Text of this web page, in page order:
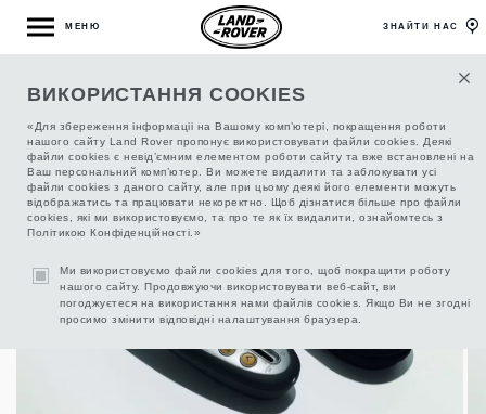
ВИКОРИСТАННЯ COOKIES
«Для збереження інформаціі на Вашому комп’ютері, покращення роботи
нашого сайту Land Rover пропонує використовувати файли cookies. Деякі
файли cookies є невід’ємним елементом роботи сайту та вже встановлені на
Ваш персональний комп’ютер. Ви можете видалити та заблокувати усі
файли cookies з даного сайту, але при цьому деякі його елементи можуть
відображатись та працювати некоректно. Щоб дізнатися більше про файли
cookies, які ми використовуємо, та про те як їх видалити, ознайомтесь з
Політикою Конфіденційності.»
Ми використовуємо файли cookies для того, щоб покращити роботу
нашого сайту. Продовжуючи використовувати веб-сайт, ви
погоджуєтеся на використання нами файлів cookies. Якщо Ви не згодні
просимо змінити відповідні налаштування браузера.
МЕНЮ ЗНАЙТИ НАС
МАНОМЕТР